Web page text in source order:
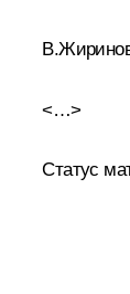
<…>
Статус